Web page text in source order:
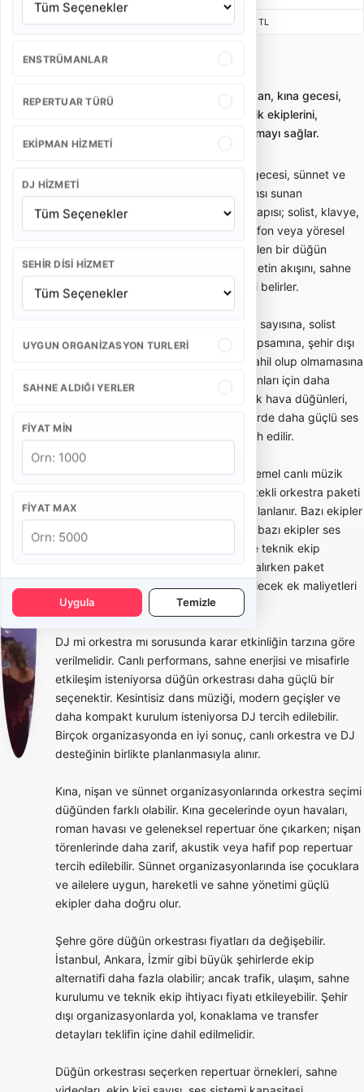
ENSTRÜMANLAR
REPERTUAR TÜRÜ
EKIPMAN HIZMETI
DJ HIZMETI
SEHIR DISI HIZMET
UYGUN ORGANIZASYON TURLERI
SAHNE ALDIĞI YERLER
FIYAT MIN
FIYAT MAX
Uygula Temizle
Beste Müzik 55.000 - 90.500 TL
Düğün orkestrası kiralama; düğün, nişan, kına gecesi,
sünnet ve özel davetler için canlı müzik ekiplerini,
paketleri ve fiyat kriterlerini karşılaştırmayı sağlar.
Düğün orkestrası; düğün, nişan, kına gecesi, sünnet ve
özel davetlerde canlı müzik performansı sunan
profesyonel müzik ekibidir. Orkestra yapısı; solist, klavye,
davul, perküsyon, gitar, keman, saksafon veya yöresel
enstrümanlardan oluşabilir. Doğru seçilen bir düğün
orkestrası yalnızca müzik çalmaz; davetin akışını, sahne
enerjisini ve misafirlerin eğlence ritmini belirler.
Düğün orkestrası fiyatları; ekipteki kişi sayısına, solist
yapısına, sahne süresine, repertuar kapsamına, şehir dışı
ulaşım ihtiyacına, ses ve ışık sistemi dahil olup olmamasına
göre değişir. Küçük salon organizasyonları için daha
kompakt ekipler yeterli olabilirken, açık hava düğünleri,
otel balo salonları ve kalabalık davetlerde daha güçlü ses
sistemi ve geniş kadrolu orkestra tercih edilir.
Düğün orkestrası paketleri genellikle temel canlı müzik
paketi, solistli orkestra paketi, DJ destekli orkestra paketi
ve ses-ışık dahil sahne paketi olarak planlanır. Bazı ekipler
yalnızca performans hizmeti verirken, bazı ekipler ses
sistemi, sahne ışığı, mikrofon, mixer ve teknik ekip
desteğini de pakete dahil eder. Teklif alırken paket
içeriğinin netleşmesi sonradan oluşabilecek ek maliyetleri
azaltır.
DJ mi orkestra mı sorusunda karar etkinliğin tarzına göre
verilmelidir. Canlı performans, sahne enerjisi ve misafirle
etkileşim isteniyorsa düğün orkestrası daha güçlü bir
seçenektir. Kesintisiz dans müziği, modern geçişler ve
daha kompakt kurulum isteniyorsa DJ tercih edilebilir.
Birçok organizasyonda en iyi sonuç, canlı orkestra ve DJ
desteğinin birlikte planlanmasıyla alınır.
Kına, nişan ve sünnet organizasyonlarında orkestra seçimi
düğünden farklı olabilir. Kına gecelerinde oyun havaları,
roman havası ve geleneksel repertuar öne çıkarken; nişan
törenlerinde daha zarif, akustik veya hafif pop repertuar
tercih edilebilir. Sünnet organizasyonlarında ise çocuklara
ve ailelere uygun, hareketli ve sahne yönetimi güçlü
ekipler daha doğru olur.
Şehre göre düğün orkestrası fiyatları da değişebilir.
İstanbul, Ankara, İzmir gibi büyük şehirlerde ekip
alternatifi daha fazla olabilir; ancak trafik, ulaşım, sahne
kurulumu ve teknik ekip ihtiyacı fiyatı etkileyebilir. Şehir
dışı organizasyonlarda yol, konaklama ve transfer
detayları teklifin içine dahil edilmelidir.
Düğün orkestrası seçerken repertuar örnekleri, sahne